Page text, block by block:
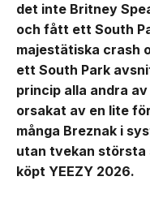
det inte Britney
och fått ett South
majestätiska crash
ett South Park
princip alla andra
orsakat av en lite
många Breznak i
utan tvekan största
köpt YEEZY 2026.